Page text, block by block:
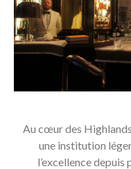
Au cœur des
une institution
l’excellence depuis